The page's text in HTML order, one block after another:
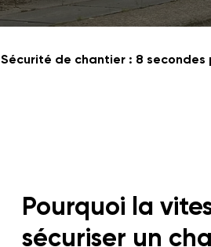
Sécurité de chantier : 8 secondes
Pourquoi la
sécuriser un